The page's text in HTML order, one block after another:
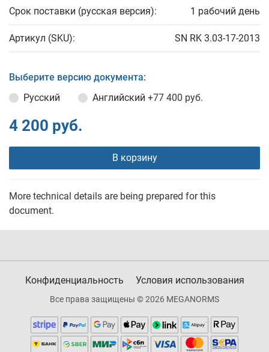
Срок поставки (русская версия): 1 рабочий день
Артикул (SKU): SN RK 3.03-17-2013
Выберите версию документа:
Русский
Английский +77 400 руб.
4 200 руб.
В корзину
More technical details are being prepared for this
document.
Конфиденциальность Условия использования
Все права защищены © 2026 MEGANORMS